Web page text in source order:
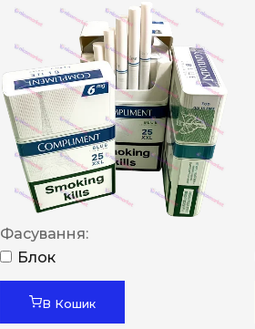
Фасування:
Блок
В Кошик